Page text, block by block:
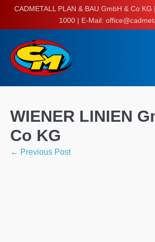
SkipCADMETALL PLAN & BAU GmbH & Co
1000 | E-Mail:
WIENER LINIEN
Co KG
Post
← Previous Post